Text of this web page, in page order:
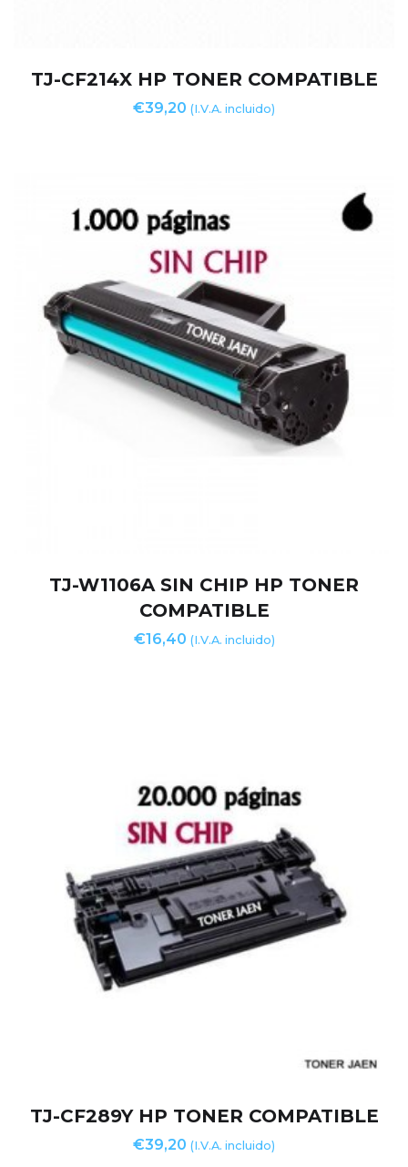
TJ-CF214X HP TONER COMPATIBLE
€39,20 (I.V.A. incluido)
TJ-W1106A SIN CHIP HP TONER
COMPATIBLE
€16,40 (I.V.A. incluido)
TJ-CF289Y HP TONER COMPATIBLE
€39,20 (I.V.A. incluido)